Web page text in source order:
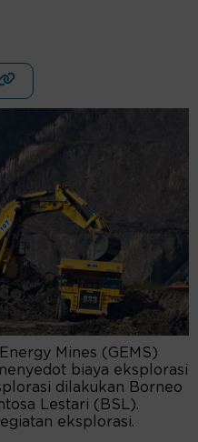
Mines (GEMS)
biaya eksplorasi
dilakukan Borneo
Lestari (BSL).
eksplorasi.